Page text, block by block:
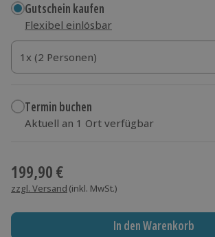
Gutschein kaufen
Flexibel einlösbar
1x (2 Personen)
1x (2 Personen)
1x (2 Personen)
Termin buchen
Aktuell an 1 Ort verfügbar
199,90 €
zzgl. Versand (inkl. MwSt.)
In den Warenkorb